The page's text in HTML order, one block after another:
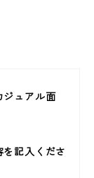
ジュアル面
記入くださ